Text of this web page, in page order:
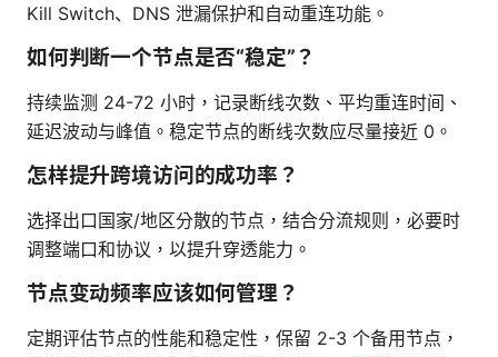
Kill Switch、DNS 泄漏保护和自动重连功能。
如何判断一个节点是否“稳定”？
持续监测 24-72 小时，记录断线次数、平均重连时间、
延迟波动与峰值。稳定节点的断线次数应尽量接近 0。
怎样提升跨境访问的成功率？
选择出口国家/地区分散的节点，结合分流规则，必要时
调整端口和协议，以提升穿透能力。
节点变动频率应该如何管理？
定期评估节点的性能和稳定性，保留 2-3 个备用节点，